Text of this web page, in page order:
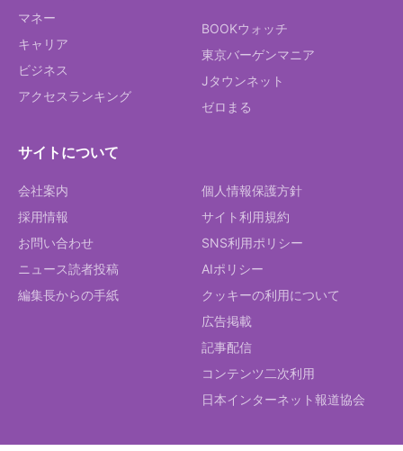
マネー
キャリア
ビジネス
アクセスランキング
BOOKウォッチ
東京バーゲンマニア
Jタウンネット
ゼロまる
サイトについて
会社案内
採用情報
お問い合わせ
ニュース読者投稿
編集長からの手紙
個人情報保護方針
サイト利用規約
SNS利用ポリシー
AIポリシー
クッキーの利用について
広告掲載
記事配信
コンテンツ二次利用
日本インターネット報道協会